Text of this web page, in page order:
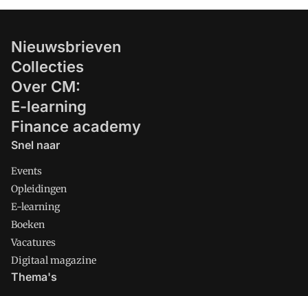
Nieuwsbrieven
Collecties
Over CM:
E-learning
Finance academy
Snel naar
Events
Opleidingen
E-learning
Boeken
Vacatures
Digitaal magazine
Thema's